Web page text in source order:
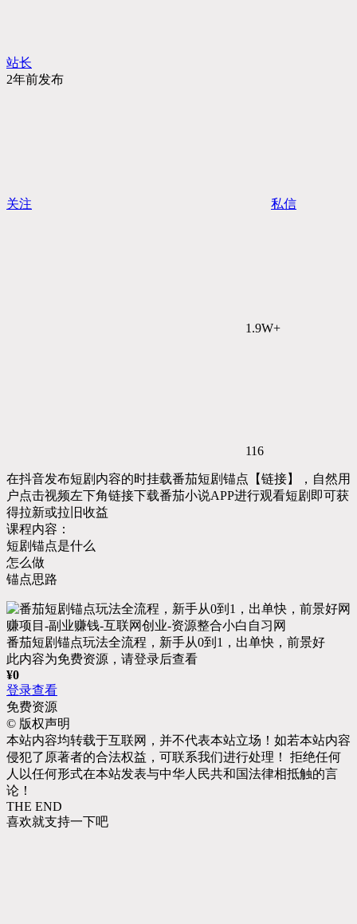
站长
2年前发布
关注 私信
1.9W+
116
在抖音发布短剧内容的时挂载番茄短剧锚点【链接】，自然用
户点击视频左下角链接下载番茄小说APP进行观看短剧即可获
得拉新或拉旧收益
课程内容：
短剧锚点是什么
怎么做
锚点思路
番茄短剧锚点玩法全流程，新手从0到1，出单快，前景好
此内容为免费资源，请登录后查看
¥0
登录查看
免费资源
© 版权声明
本站内容均转载于互联网，并不代表本站立场！如若本站内容
侵犯了原著者的合法权益，可联系我们进行处理！ 拒绝任何
人以任何形式在本站发表与中华人民共和国法律相抵触的言
论！
THE END
喜欢就支持一下吧